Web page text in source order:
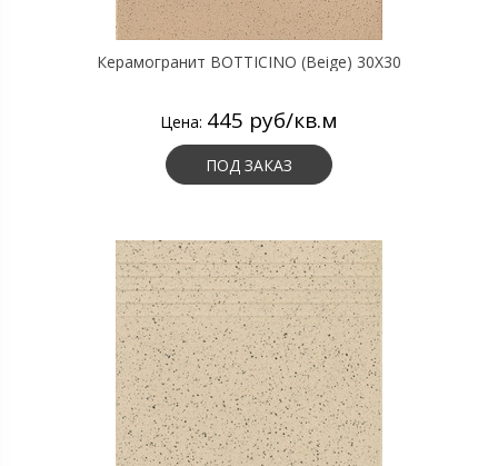
Керамогранит BOTTICINO (Beige) 30X30
Цена: 445 руб/кв.м
ПОД ЗАКАЗ